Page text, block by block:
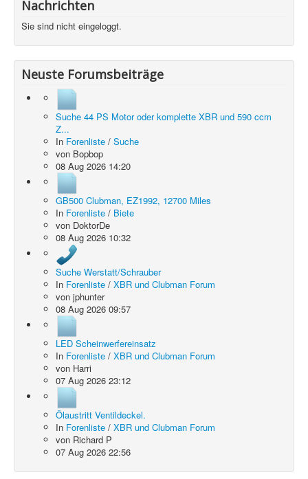
Nachrichten
Sie sind nicht eingeloggt.
Neuste Forumsbeiträge
Suche 44 PS Motor oder komplette XBR und 590 ccm
Z...
In Forenliste / Suche
von Bopbop
08 Aug 2026 14:20
GB500 Clubman, EZ1992, 12700 Miles
In Forenliste / Biete
von DoktorDe
08 Aug 2026 10:32
Suche Werstatt/Schrauber
In Forenliste / XBR und Clubman Forum
von jphunter
08 Aug 2026 09:57
LED Scheinwerfereinsatz
In Forenliste / XBR und Clubman Forum
von Harri
07 Aug 2026 23:12
Ölaustritt Ventildeckel.
In Forenliste / XBR und Clubman Forum
von Richard P
07 Aug 2026 22:56